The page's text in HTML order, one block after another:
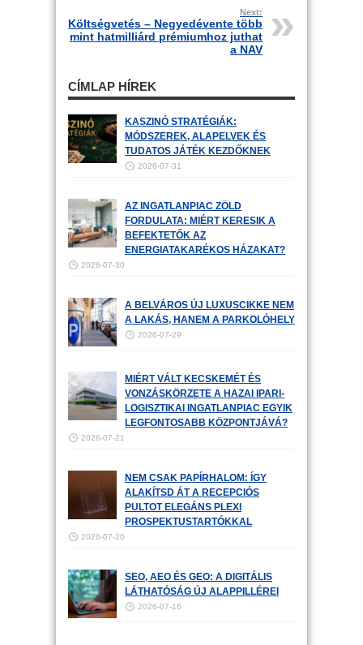
Next:
Költségvetés – Negyedévente több
mint hatmilliárd prémiumhoz juthat
a NAV
CÍMLAP HÍREK
KASZINÓ STRATÉGIÁK:
MÓDSZEREK, ALAPELVEK ÉS
TUDATOS JÁTÉK KEZDŐKNEK
2026-07-31
AZ INGATLANPIAC ZÖLD
FORDULATA: MIÉRT KERESIK A
BEFEKTETŐK AZ
ENERGIATAKARÉKOS HÁZAKAT?
2026-07-30
A BELVÁROS ÚJ LUXUSCIKKE NEM
A LAKÁS, HANEM A PARKOLÓHELY
2026-07-29
MIÉRT VÁLT KECSKEMÉT ÉS
VONZÁSKÖRZETE A HAZAI IPARI-
LOGISZTIKAI INGATLANPIAC EGYIK
LEGFONTOSABB KÖZPONTJÁVÁ?
2026-07-21
NEM CSAK PAPÍRHALOM: ÍGY
ALAKÍTSD ÁT A RECEPCIÓS
PULTOT ELEGÁNS PLEXI
PROSPEKTUSTARTÓKKAL
2026-07-20
SEO, AEO ÉS GEO: A DIGITÁLIS
LÁTHATÓSÁG ÚJ ALAPPILLÉREI
2026-07-16